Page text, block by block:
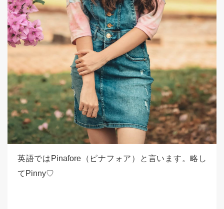
英語ではPinafore（ピナフォア）と言います。略し
てPinny♡